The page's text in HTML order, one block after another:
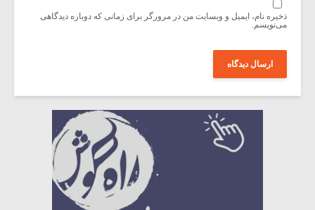
ذخیره نام، ایمیل و وبسایت من در مرورگر برای زمانی که دوباره دیدگاهی
می‌نویسم.